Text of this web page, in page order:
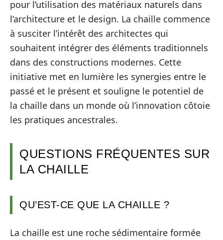
pour l’utilisation des matériaux naturels dans
l’architecture et le design. La chaille commence
à susciter l’intérêt des architectes qui
souhaitent intégrer des éléments traditionnels
dans des constructions modernes. Cette
initiative met en lumière les synergies entre le
passé et le présent et souligne le potentiel de
la chaille dans un monde où l’innovation côtoie
les pratiques ancestrales.
QUESTIONS FRÉQUENTES SUR
LA CHAILLE
QU’EST-CE QUE LA CHAILLE ?
La chaille est une roche sédimentaire formée